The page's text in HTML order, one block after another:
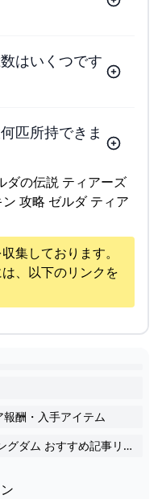
はいくつです
匹所持できま
ダの伝説 ティアーズ
攻略 ゼルダ ティア
集しております。
、以下のリンクを
酬・入手アイテム
ゼルダの伝説 ティアーズオブザキングダム おすすめ記事リスト